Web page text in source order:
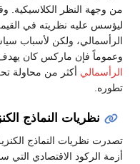
من وجهة النظر الكلاسيكية.
الرأسمالي، ولكن لأسباب
وعموماً فإن ماركس كان يهدف
الرأسمالي أكثر من محاولة
تطوره.
نظريات النماذج